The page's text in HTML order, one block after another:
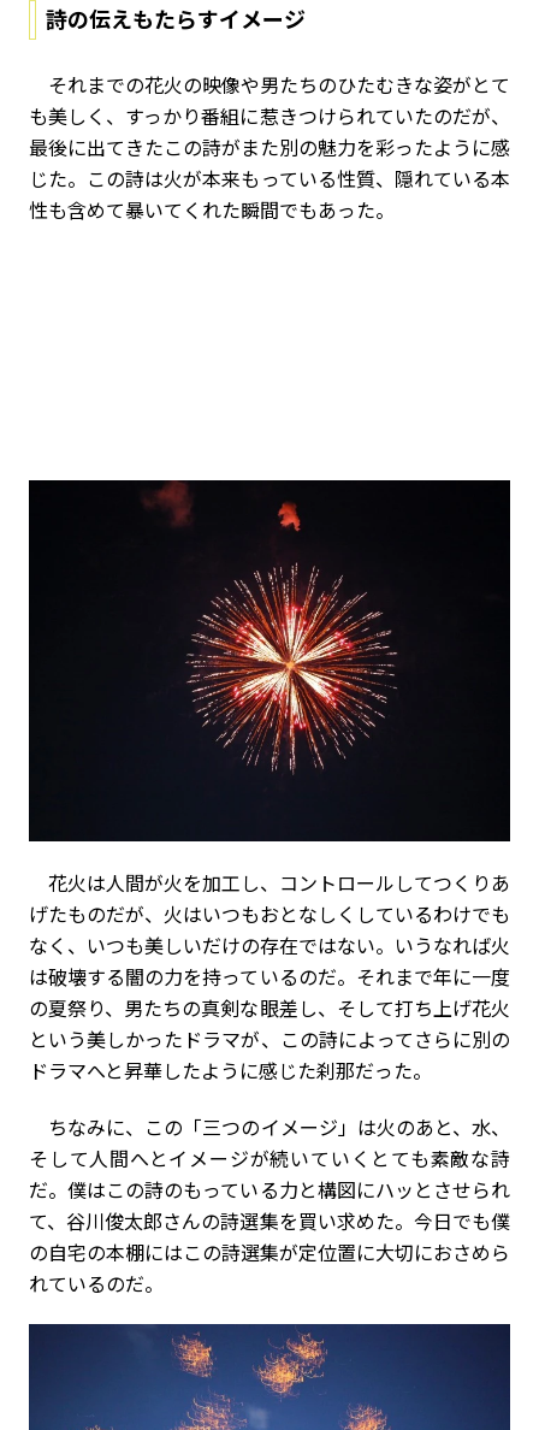
詩の伝えもたらすイメージ
それまでの花火の映像や男たちのひたむきな姿がとて
も美しく、すっかり番組に惹きつけられていたのだが、
最後に出てきたこの詩がまた別の魅力を彩ったように感
じた。この詩は火が本来もっている性質、隠れている本
性も含めて暴いてくれた瞬間でもあった。
花火は人間が火を加工し、コントロールしてつくりあ
げたものだが、火はいつもおとなしくしているわけでも
なく、いつも美しいだけの存在ではない。いうなれば火
は破壊する闇の力を持っているのだ。それまで年に一度
の夏祭り、男たちの真剣な眼差し、そして打ち上げ花火
という美しかったドラマが、この詩によってさらに別の
ドラマへと昇華したように感じた刹那だった。
ちなみに、この「三つのイメージ」は火のあと、水、
そして人間へとイメージが続いていくとても素敵な詩
だ。僕はこの詩のもっている力と構図にハッとさせられ
て、谷川俊太郎さんの詩選集を買い求めた。今日でも僕
の自宅の本棚にはこの詩選集が定位置に大切におさめら
れているのだ。